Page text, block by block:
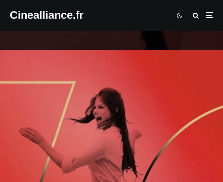
Cinealliance.fr